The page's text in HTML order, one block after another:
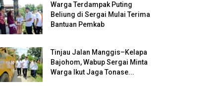
Warga Terdampak Puting
Beliung di Sergai Mulai Terima
Bantuan Pemkab
Tinjau Jalan Manggis–Kelapa
Bajohom, Wabup Sergai Minta
Warga Ikut Jaga Tonase...